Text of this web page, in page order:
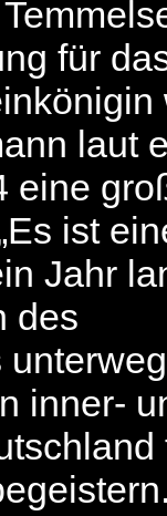
für
laut
eine
ist
Jahr
des
inner-